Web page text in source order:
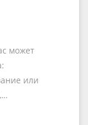
может
или